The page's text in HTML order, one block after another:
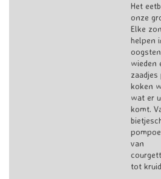
Het
onze
Elke
helpen
wieden
koken
wat er
komt.
van
tot